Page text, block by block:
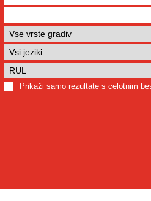
Prikaži samo rezultate s celotnim